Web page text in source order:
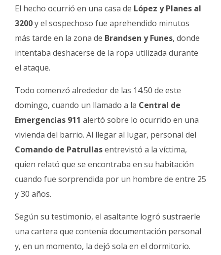
El hecho ocurrió en una casa de López y Planes al
3200y el sospechoso fue aprehendido minutos
más tarde en la zona de Brandsen y Funes, donde
intentaba deshacerse de la ropa utilizada durante
el ataque.
Todo comenzó alrededor de las 14.50 de este
domingo, cuando un llamado a la Central de
Emergencias 911 alertó sobre lo ocurrido en una
vivienda del barrio. Al llegar al lugar, personal del
Comando de Patrullasentrevistó a la víctima,
quien relató que se encontraba en su habitación
cuando fue sorprendida por un hombre de entre 25
y 30 años.
Según su testimonio, el asaltante logró sustraerle
una cartera que contenía documentación personal
y, en un momento, la dejó sola en el dormitorio.